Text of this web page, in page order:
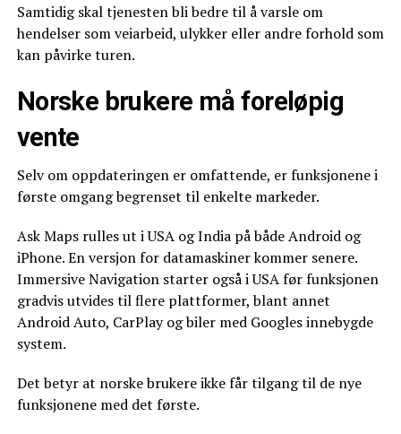
Samtidig skal tjenesten bli bedre til å varsle om
hendelser som veiarbeid, ulykker eller andre forhold som
kan påvirke turen.
Norske brukere må foreløpig
vente
Selv om oppdateringen er omfattende, er funksjonene i
første omgang begrenset til enkelte markeder.
Ask Maps rulles ut i USA og India på både Android og
iPhone. En versjon for datamaskiner kommer senere.
Immersive Navigation starter også i USA før funksjonen
gradvis utvides til flere plattformer, blant annet
Android Auto, CarPlay og biler med Googles innebygde
system.
Det betyr at norske brukere ikke får tilgang til de nye
funksjonene med det første.